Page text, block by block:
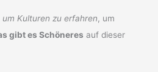
um Kulturen zu erfahren, um
gibt es Schöneres auf dieser